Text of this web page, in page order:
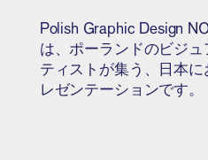
Polish Graphic Design
は、ポーランドのビジ
ティストが集う、日本
レゼンテーションです。